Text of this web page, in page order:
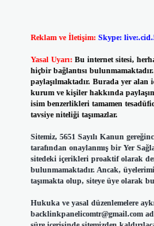
Reklam ve İletişim: Skype:
Yasal Uyarı: Bu internet sitesi,
hiçbir bağlantısı bulunmamaktadır.
paylaşılmaktadır. Burada yer alan
kurum ve kişiler hakkında
isim benzerlikleri tamamen
tavsiye niteliği taşımazlar.
Sitemiz, 5651 Sayılı Kanun
tarafından onaylanmış bir Yer
sitedeki içerikleri proaktif olarak
bulunmamaktadır. Ancak,
taşımakta olup, siteye üye olarak
Hukuka ve yasal düzenlemelere
backlinkpanelicomtr@gmail.com